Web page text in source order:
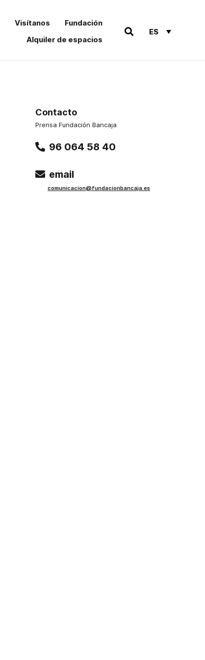
Visítanos
Fundación
Alquiler de espacios
ES
Contacto
Prensa Fundación Bancaja
96 064 58 40
email
comunicacion@fundacionbancaja.es